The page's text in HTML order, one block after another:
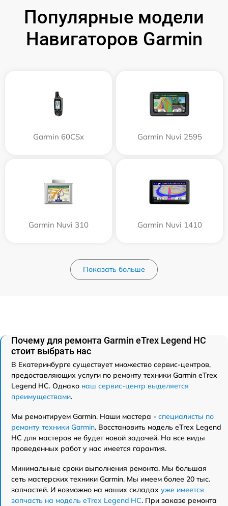
Популярные модели
Навигаторов Garmin
Garmin 60CSx Garmin Nuvi 2595
Garmin Nuvi 310 Garmin Nuvi 1410
Показать больше
Почему для ремонта Garmin eTrex Legend HC
стоит выбрать нас
В Екатеринбурге существует множество сервис-центров,
предоставляющих услуги по ремонту техники Garmin eTrex
Legend HC. Однако наш сервис-центр выделяется
преимуществами.
Мы ремонтируем Garmin. Наши мастера - специалисты по
ремонту техники Garmin. Восстановить модель eTrex Legend
HC для мастеров не будет новой задачей. На все виды
проведенных работ у нас имеется гарантия.
Минимальные сроки выполнения ремонта. Мы большая
сеть мастерских техники Garmin. Мы имеем более 20 тыс.
запчастей. И возможно на наших складах уже имеется
запчасть на модель eTrex Legend HC. При заказе ремонта